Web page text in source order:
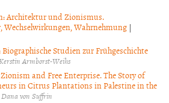
Architektur und Zionismus.
Wechselwirkungen, Wahrnehmung |
Studien zur Frühgeschichte
Armborst-Weihs
and Free Enterprise. The Story of
in Citrus Plantations in Palestine in the
Dana von Suffrin